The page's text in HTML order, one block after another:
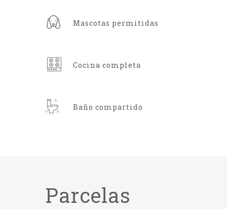
Mascotas permitidas
Cocina completa
Baño compartido
Parcelas